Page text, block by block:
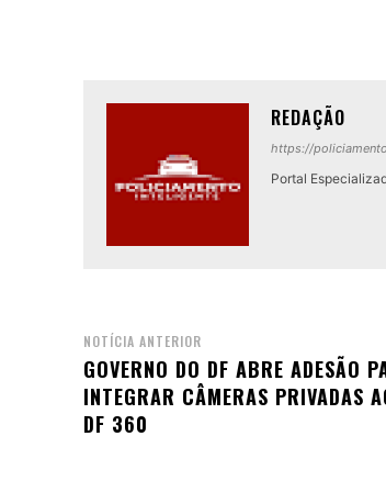
REDAÇÃO
https://
Portal
NOTÍCIA ANTERIOR
GOVERNO DO DF ABRE ADESÃO
INTEGRAR CÂMERAS PRIVADAS
DF 360